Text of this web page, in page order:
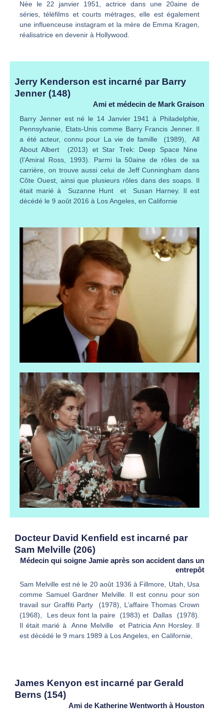
Née le 22 janvier 1951, actrice dans une 20aine de
séries, téléfilms et courts métrages, elle est également
une influenceuse instagram et la mère de Emma Kragen,
réalisatrice en devenir à Hollywood.
Jerry Kenderson est incarné par Barry
Jenner (148)
Ami et médecin de Mark Graison
Barry Jenner est né le 14 Janvier 1941 à Philadelphie,
Pennsylvanie, Etats-Unis comme Barry Francis Jenner. Il
a été acteur, connu pour La vie de famille (1989), All
About Albert (2013) et Star Trek: Deep Space Nine
(l’Amiral Ross, 1993). Parmi la 50aine de rôles de sa
carrière, on trouve aussi celui de Jeff Cunningham dans
Côte Ouest, ainsi que plusieurs rôles dans des soaps. Il
était marié à Suzanne Hunt et Susan Harney. Il est
décédé le 9 août 2016 à Los Angeles, en Californie
Docteur David Kenfield est incarné par
Sam Melville (206)
Médecin qui soigne Jamie après son accident dans un
entrepôt
Sam Melville est né le 20 août 1936 à Fillmore, Utah, Usa
comme Samuel Gardner Melville. Il est connu pour son
travail sur Graffiti Party (1978), L’affaire Thomas Crown
(1968), Les deux font la paire (1983) et Dallas (1978).
Il était marié à Anne Melville et Patricia Ann Horsley. Il
est décédé le 9 mars 1989 à Los Angeles, en Californie,
James Kenyon est incarné par Gerald
Berns (154)
Ami de Katherine Wentworth à Houston